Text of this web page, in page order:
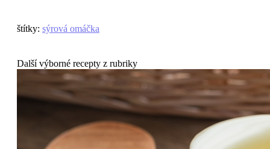
štítky: sýrová omáčka
Další výborné recepty z rubriky